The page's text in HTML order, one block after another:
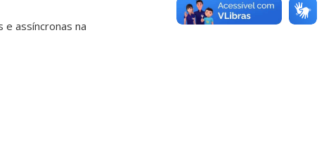
assíncronas na